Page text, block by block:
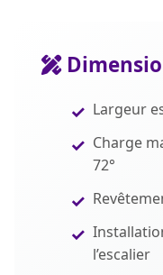
Largeur
Charge
72°
l’escalier